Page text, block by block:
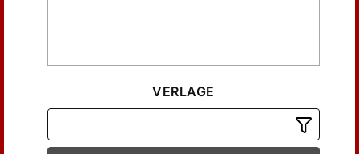
Budde, Dagmar (47)
Chermette, Michèle (37)
VERLAGE